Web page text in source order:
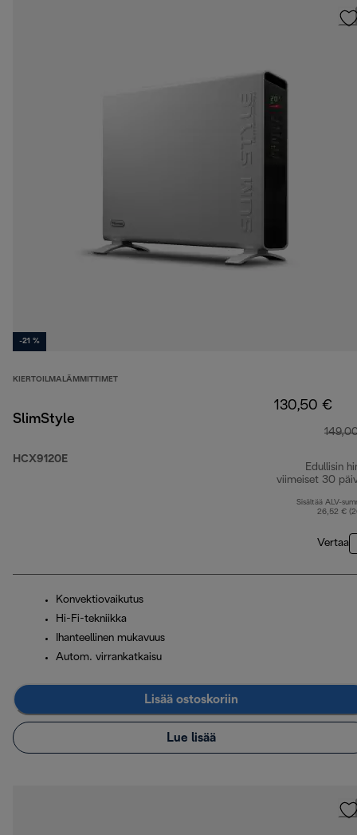
-21 %
KIERTOILMALÄMMITTIMET
SlimStyle
HCX9120E
130,50 €
Edullisin
viimeiset 30
Sisältää ALV-
26,52 €
Vertaa
Konvektiovaikutus
Hi-Fi-tekniikka
Ihanteellinen mukavuus
Autom. virrankatkaisu
Lisää ostoskoriin
Lue lisää